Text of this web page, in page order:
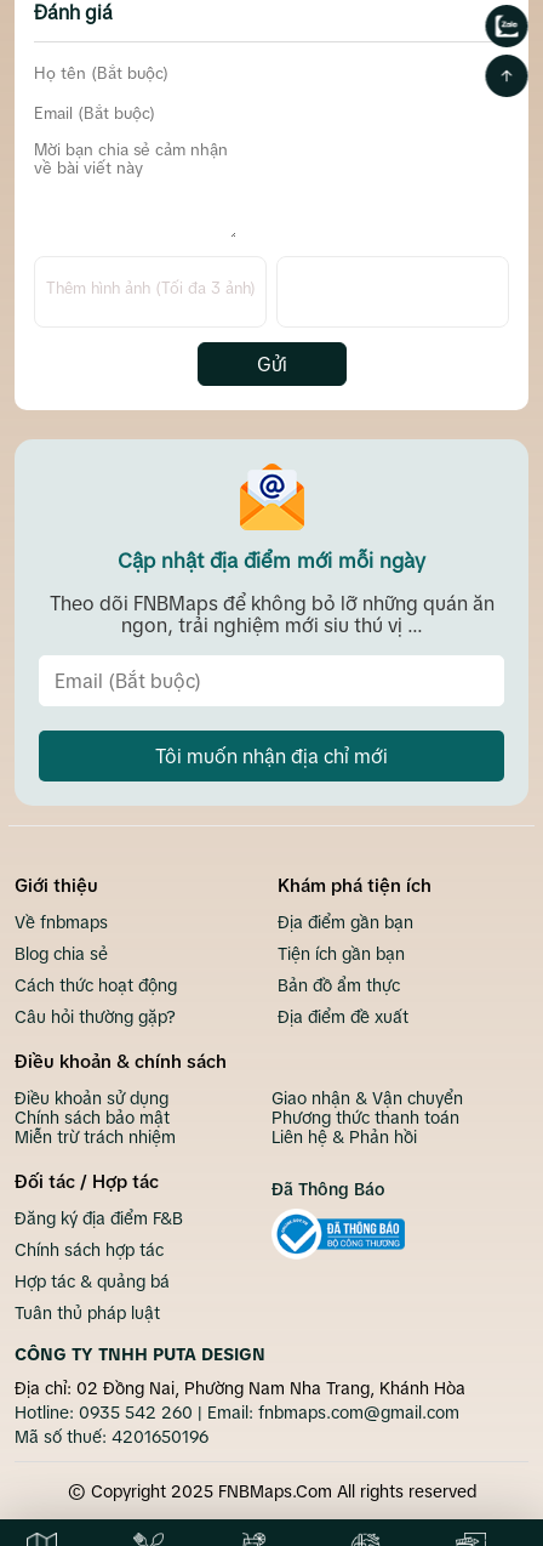
Đánh giá
Thêm hình ảnh (Tối đa 3 ảnh)
Gửi
Cập nhật địa điểm mới mỗi ngày
Theo dõi FNBMaps để không bỏ lỡ những quán ăn
ngon, trải nghiệm mới siu thú vị ...
Tôi muốn nhận địa chỉ mới
Giới thiệu
Về fnbmaps
Blog chia sẻ
Cách thức hoạt động
Câu hỏi thường gặp?
Khám phá tiện ích
Địa điểm gần bạn
Tiện ích gần bạn
Bản đồ ẩm thực
Địa điểm đề xuất
Điều khoản & chính sách
Điều khoản sử dụng
Chính sách bảo mật
Miễn trừ trách nhiệm
Giao nhận & Vận chuyển
Phương thức thanh toán
Liên hệ & Phản hồi
Đối tác / Hợp tác
Đăng ký địa điểm F&B
Chính sách hợp tác
Hợp tác & quảng bá
Tuân thủ pháp luật
CÔNG TY TNHH PUTA DESIGN
Địa chỉ: 02 Đồng Nai, Phường Nam Nha Trang, Khánh Hòa
Hotline: 0935 542 260 | Email: fnbmaps.com@gmail.com
Mã số thuế: 4201650196
Đã Thông Báo
© Copyright 2025 FNBMaps.Com All rights reserved